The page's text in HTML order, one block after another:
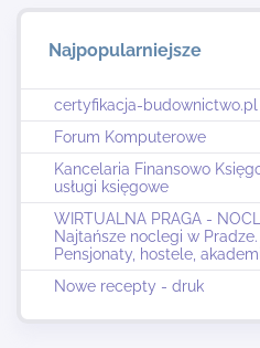
Najpopularniejsze
certyfikacja-budownictwo.pl
Forum Komputerowe
Kancelaria Finansowo
usługi księgowe
WIRTUALNA PRAGA -
Najtańsze noclegi w Pradze.
Pensjonaty, hostele,
Nowe recepty - druk